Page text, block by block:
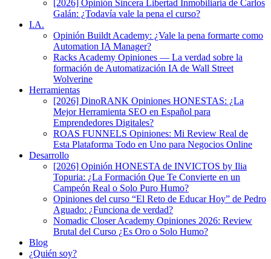
[2026] Opinión Sincera Libertad Inmobiliaria de Carlos
Galán: ¿Todavía vale la pena el curso?
I.A.
Opinión Buildt Academy: ¿Vale la pena formarte como
Automation IA Manager?
Racks Academy Opiniones — La verdad sobre la
formación de Automatización IA de Wall Street
Wolverine
Herramientas
[2026] DinoRANK Opiniones HONESTAS: ¿La
Mejor Herramienta SEO en Español para
Emprendedores Digitales?
ROAS FUNNELS Opiniones: Mi Review Real de
Esta Plataforma Todo en Uno para Negocios Online
Desarrollo
[2026] Opinión HONESTA de INVICTOS by Ilia
Topuria: ¿La Formación Que Te Convierte en un
Campeón Real o Solo Puro Humo?
Opiniones del curso “El Reto de Educar Hoy” de Pedro
Aguado: ¿Funciona de verdad?
Nomadic Closer Academy Opiniones 2026: Review
Brutal del Curso ¿Es Oro o Solo Humo?
Blog
¿Quién soy?